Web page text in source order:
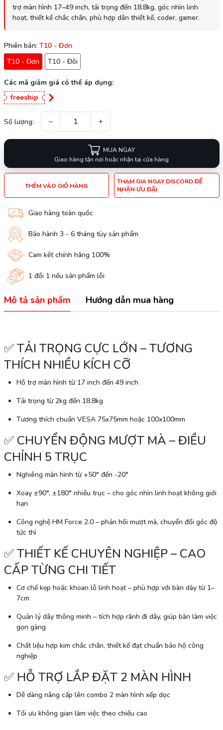
trợ màn hình 17–49 inch, tải trọng đến 18.8kg, góc nhìn linh
hoạt, thiết kế chắc chắn, phù hợp dân thiết kế, coder, gamer.
Phiên bản: T10 - Đơn
T10 - Đơn
T10 - Đôi
Các mã giảm giá có thể áp dụng:
freeship
Số lượng: − +
MUA NGAY
Giao hàng tận nơi hoặc nhận tại cửa hàng
THÊM VÀO GIỎ HÀNG
THAM GIA NGAY DISCORD ĐỂ
NHẬN ƯU ĐÃI
Giao hàng toàn quốc
Bảo hành 3 - 6 tháng tùy sản phẩm
Cam kết chính hãng 100%
1 đổi 1 nếu sản phẩm lỗi
Mô tả sản phẩm Hướng dẫn mua hàng
✅TẢI TRỌNG CỰC LỚN – TƯƠNG
THÍCH NHIỀU KÍCH CỠ
Hỗ trợ màn hình từ 17 inch đến 49 inch
Tải trọng từ2kg đến 18.8kg
Tương thích chuẩn VESA 75x75mm hoặc 100x100mm
✅ CHUYỂN ĐỘNG MƯỢT MÀ – ĐIỀU
CHỈNH 5 TRỤC
Nghiêng màn hình từ +50° đến -20°
Xoay ±90°, ±180° nhiều trục– cho góc nhìn linh hoạt không giới
hạn
Công nghệ HM Force 2.0– phản hồi mượt mà, chuyển đổi góc độ
tức thì
✅THIẾT KẾ CHUYÊN NGHIỆP – CAO
CẤP TỪNG CHI TIẾT
Cơ chế kẹp hoặc khoan lỗ linh hoạt– phù hợp với bàn dày từ 1–
7cm
Quản lý dây thông minh – tích hợp rãnh đi dây, giúp bàn làm việc
gọn gàng
Chất liệu hợp kim chắc chắn, thiết kế đạtchuẩn bảo hộ công
nghiệp
✅ HỖ TRỢ LẮP ĐẶT 2 MÀN HÌNH
Dễ dàng nâng cấp lên combo 2 màn hình xếp dọc
Tối ưu không gian làm việc theo chiều cao